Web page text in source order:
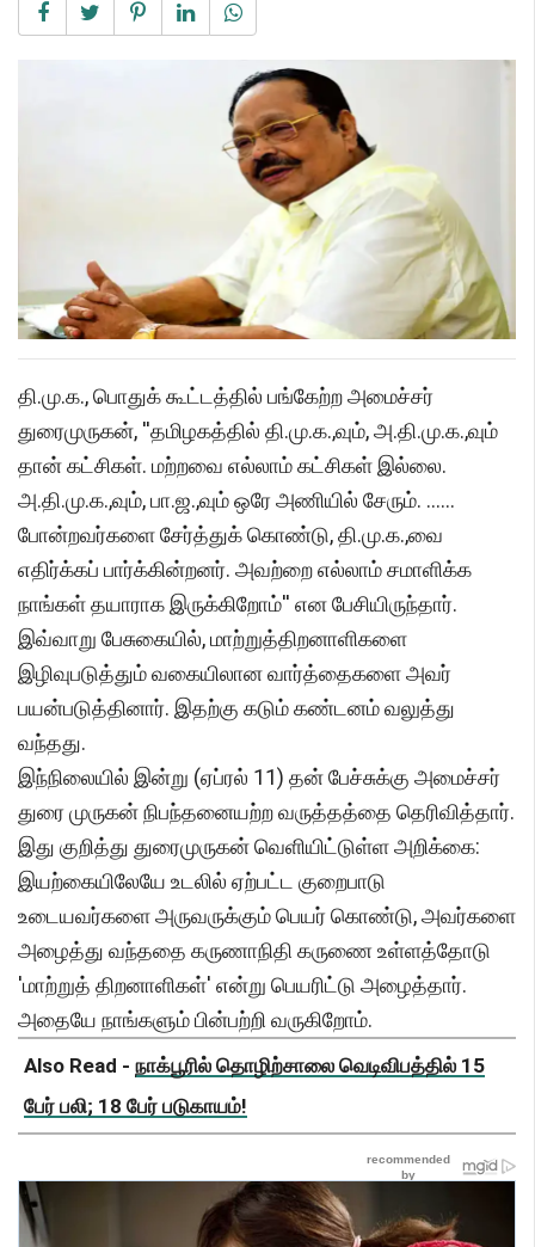
தி.மு.க., பொதுக் கூட்டத்தில் பங்கேற்ற அமைச்சர்
துரைமுருகன், ''தமிழகத்தில் தி.மு.க.,வும், அ.தி.மு.க.,வும்
தான் கட்சிகள். மற்றவை எல்லாம் கட்சிகள் இல்லை.
அ.தி.மு.க.,வும், பா.ஜ.,வும் ஒரே அணியில் சேரும். ......
போன்றவர்களை சேர்த்துக் கொண்டு, தி.மு.க.,வை
எதிர்க்கப் பார்க்கின்றனர். அவற்றை எல்லாம் சமாளிக்க
நாங்கள் தயாராக இருக்கிறோம்'' என பேசியிருந்தார்.
இவ்வாறு பேசுகையில், மாற்றுத்திறனாளிகளை
இழிவுபடுத்தும் வகையிலான வார்த்தைகளை அவர்
பயன்படுத்தினார். இதற்கு கடும் கண்டனம் வலுத்து
வந்தது.
இந்நிலையில் இன்று (ஏப்ரல் 11) தன் பேச்சுக்கு அமைச்சர்
துரை முருகன் நிபந்தனையற்ற வருத்தத்தை தெரிவித்தார்.
இது குறித்து துரைமுருகன் வெளியிட்டுள்ள அறிக்கை:
இயற்கையிலேயே உடலில் ஏற்பட்ட குறைபாடு
உடையவர்களை அருவருக்கும் பெயர் கொண்டு, அவர்களை
அழைத்து வந்ததை கருணாநிதி கருணை உள்ளத்தோடு
'மாற்றுத் திறனாளிகள்' என்று பெயரிட்டு அழைத்தார்.
அதையே நாங்களும் பின்பற்றி வருகிறோம்.
Also Read - நாக்பூரில் தொழிற்சாலை வெடிவிபத்தில் 15
பேர் பலி; 18 பேர் படுகாயம்!